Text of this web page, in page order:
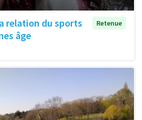
relation du sports
âge
Retenue